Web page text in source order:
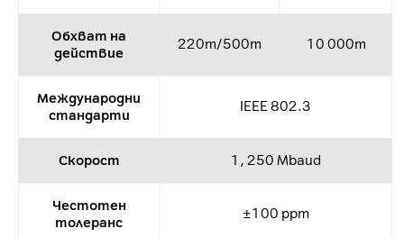
Обхват на
действие
220m/500m 10 000m
Международни
стандарти
IEEE 802.3
Скорост 1, 250 Mbaud
Честотен
толеранс
±100 ppm